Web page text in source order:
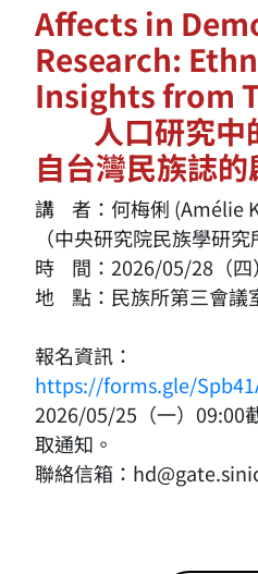
Affects in
Research:
Insights from
人口研究中
自台灣民族誌的
講 者：何梅俐 (Amélie
（中央研究院民族學研究
時 間：2026/05/28（四
地 點：民族所第三會議
報名資訊：
https://forms.gle/
2026/05/25（一）09:00
取通知。
聯絡信箱：